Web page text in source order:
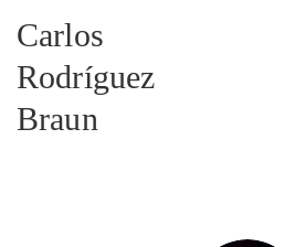
Carlos
Rodríguez
Braun